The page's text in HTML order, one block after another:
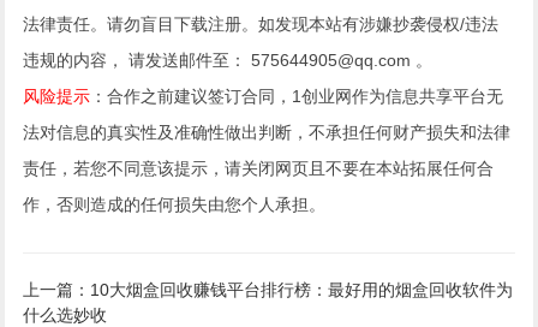
法律责任。请勿盲目下载注册。如发现本站有涉嫌抄袭侵权/违法
违规的内容， 请发送邮件至： 575644905@qq.com 。
风险提示 ：合作之前建议签订合同，1创业网作为信息共享平台无
法对信息的真实性及准确性做出判断，不承担任何财产损失和法律
责任，若您不同意该提示，请关闭网页且不要在本站拓展任何合
作，否则造成的任何损失由您个人承担。
上一篇：10大烟盒回收赚钱平台排行榜：最好用的烟盒回收软件为
什么选妙收